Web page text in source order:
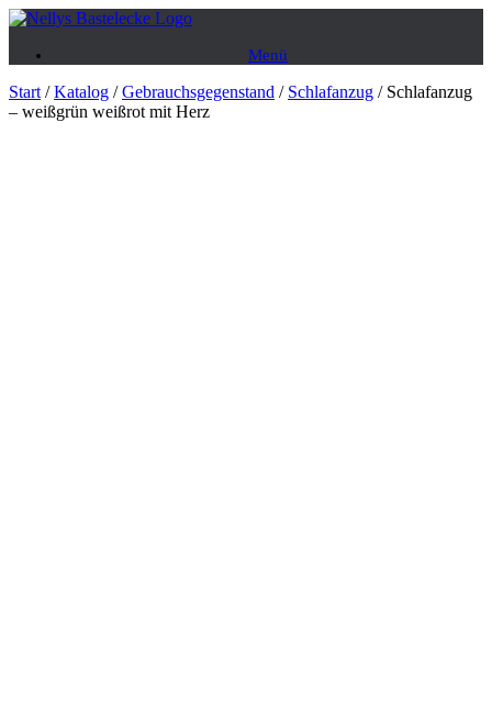
Zum
springen
Menü
Start /Katalog /Gebrauchsgegenstand / Schlafanzug / Schlafanzug
– weißgrün weißrot mit Herz